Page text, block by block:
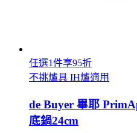
任選1件享95折
不挑爐具 IH爐適用
de Buyer 畢耶
底鍋24cm